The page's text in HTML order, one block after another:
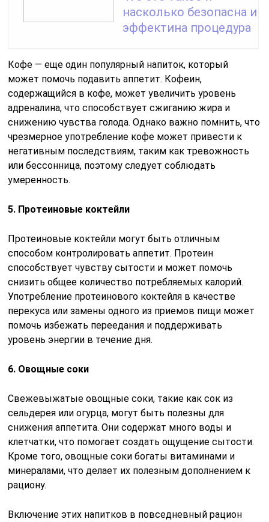
насколько безопасна и
эффектина процедура
Кофе — еще один популярный напиток, который
может помочь подавить аппетит. Кофеин,
содержащийся в кофе, может увеличить уровень
адреналина, что способствует сжиганию жира и
снижению чувства голода. Однако важно помнить, что
чрезмерное употребление кофе может привести к
негативным последствиям, таким как тревожность
или бессонница, поэтому следует соблюдать
умеренность.
5. Протеиновые коктейли
Протеиновые коктейли могут быть отличным
способом контролировать аппетит. Протеин
способствует чувству сытости и может помочь
снизить общее количество потребляемых калорий.
Употребление протеинового коктейля в качестве
перекуса или замены одного из приемов пищи может
помочь избежать переедания и поддерживать
уровень энергии в течение дня.
6. Овощные соки
Свежевыжатые овощные соки, такие как сок из
сельдерея или огурца, могут быть полезны для
снижения аппетита. Они содержат много воды и
клетчатки, что помогает создать ощущение сытости.
Кроме того, овощные соки богаты витаминами и
минералами, что делает их полезным дополнением к
рациону.
Включение этих напитков в повседневный рацион